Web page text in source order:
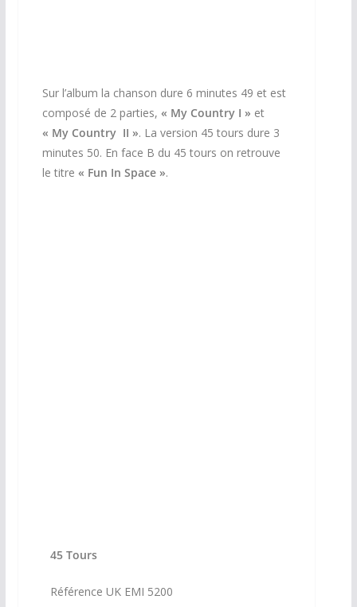
Sur l’album la chanson dure 6 minutes 49 et est
composé de 2 parties, « My Country I » et
« My Country II ». La version 45 tours dure 3
minutes 50. En face B du 45 tours on retrouve
le titre « Fun In Space ».
45 Tours
Référence UK EMI 5200